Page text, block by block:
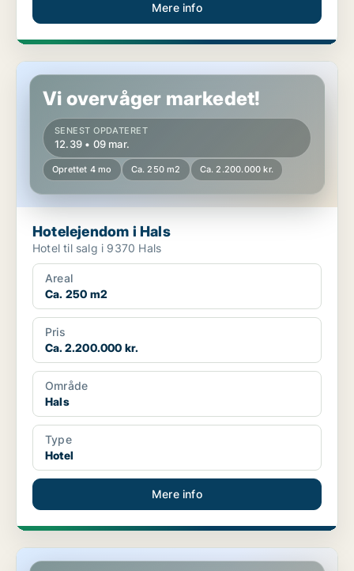
Mere info
Hotelejendom i Hals
Vi overvåger markedet!
SENEST OPDATERET
12.39 • 09 mar.
Oprettet 4 mo Ca. 250 m2 Ca. 2.200.000 kr.
Hotelejendom i Hals
Hotel til salg i 9370 Hals
Areal
Ca. 250 m2
Pris
Ca. 2.200.000 kr.
Område
Hals
Type
Hotel
Mere info
Hotelejendom i Aalborg